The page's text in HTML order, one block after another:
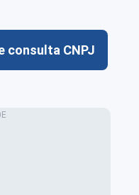
consulta CNPJ